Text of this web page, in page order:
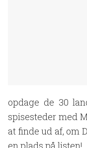
opdage de 30
spisesteder med
at finde ud af, om
en plads på listen!